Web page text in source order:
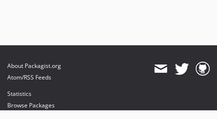
About Packagist.org
Atom/RSS Feeds
Statistics
Browse Packages